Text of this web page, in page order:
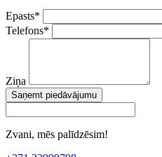
Epasts*
Telefons*
Ziņa
Saņemt piedāvājumu
Zvani, mēs palīdzēsim!